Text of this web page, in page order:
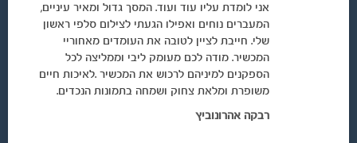
אני לומדת עליו עוד ועוד. המסך גדול ומאיר עיניים,
המעברים נוחים ואפילו הגעתי לצילום סלפי ראשון
שלי. חייבת לציין לטובה את העומדים מאחוריי
המכשיר. מודה לכם מעומק ליבי וממליצה לכל
הספקנים למיניהם לרכוש את המכשיר .לאיכות חיים
משופרת ומלאת צחוק ושמחה בתמונות הנכדים.
רבקה אהרונוביץ